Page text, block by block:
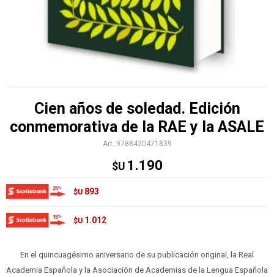
Cien años de soledad. Edición
conmemorativa de la RAE y la ASALE
9788420471839
$U 1.190
$U 893
$U 1.012
En el quincuagésimo aniversario de su publicación original, la Real
Academia Española y la Asociación de Academias de la Lengua Española